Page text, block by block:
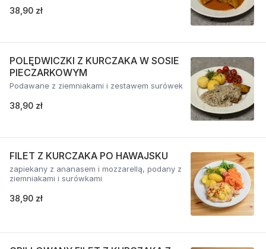
38,90 zł
POLĘDWICZKI Z KURCZAKA W SOSIE
PIECZARKOWYM
Podawane z ziemniakami i zestawem surówek
38,90 zł
FILET Z KURCZAKA PO HAWAJSKU
zapiekany z ananasem i mozzarellą, podany z
ziemniakami i surówkami
38,90 zł